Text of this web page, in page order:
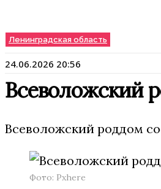
Ленинградская область
24.06.2026 20:56
Всеволожский
Всеволожский роддом
Фото: Pxhere